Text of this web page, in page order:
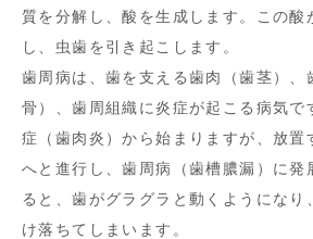
質を分解し、酸を生成します。この酸
し、虫歯を引き起こします。
歯周病は、歯を支える歯肉（歯茎）、
骨）、歯周組織に炎症が起こる病気で
症（歯肉炎）から始まりますが、放置
へと進行し、歯周病（歯槽膿漏）に発
ると、歯がグラグラと動くようになり
け落ちてしまいます。